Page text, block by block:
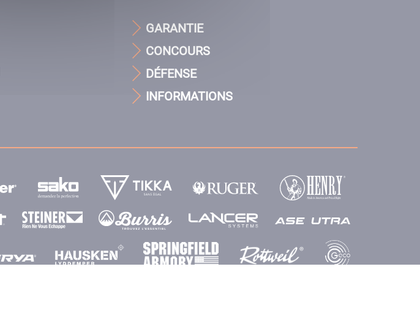
GARANTIE
CONCOURS
DÉFENSE
INFORMATIONS